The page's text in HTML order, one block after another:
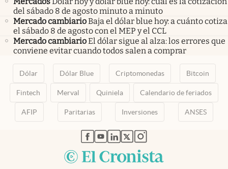
del sábado 8 de agosto minuto a minuto
Mercado cambiarioBaja el dólar blue hoy: a cuánto cotiza
el sábado 8 de agosto con el MEP y el CCL
Mercado cambiarioEl dólar sigue al alza: los errores que
conviene evitar cuando todos salen a comprar
Dólar Dólar Blue Criptomonedas Bitcoin
Fintech Merval Quiniela Calendario de feriados
AFIP Paritarias Inversiones ANSES
abre en nueva pestaña
abre en nueva pestaña
abre en nueva pestaña
abre en nueva pestaña
abre en nueva pestaña